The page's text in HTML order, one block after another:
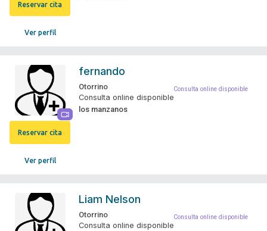
Ver perfil
Reservar cita
Ver perfil
Reservar cita
fernando
Otorrino Consulta online disponible
Consulta online disponible
los manzanos
Liam Nelson
Otorrino Consulta online disponible
Consulta online disponible